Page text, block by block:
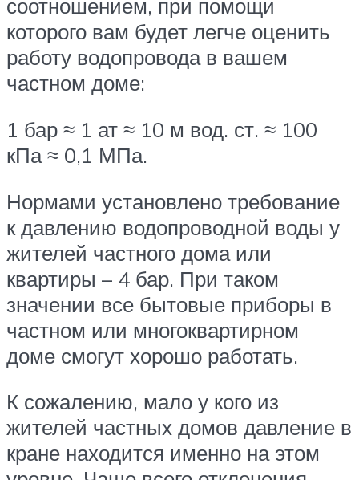
соотношением, при помощи
которого вам будет легче оценить
работу водопровода в вашем
частном доме:
1 бар ≈ 1 ат ≈ 10 м вод. ст. ≈ 100
кПа ≈ 0,1 МПа.
Нормами установлено требование
к давлению водопроводной воды у
жителей частного дома или
квартиры – 4 бар. При таком
значении все бытовые приборы в
частном или многоквартирном
доме смогут хорошо работать.
К сожалению, мало у кого из
жителей частных домов давление в
кране находится именно на этом